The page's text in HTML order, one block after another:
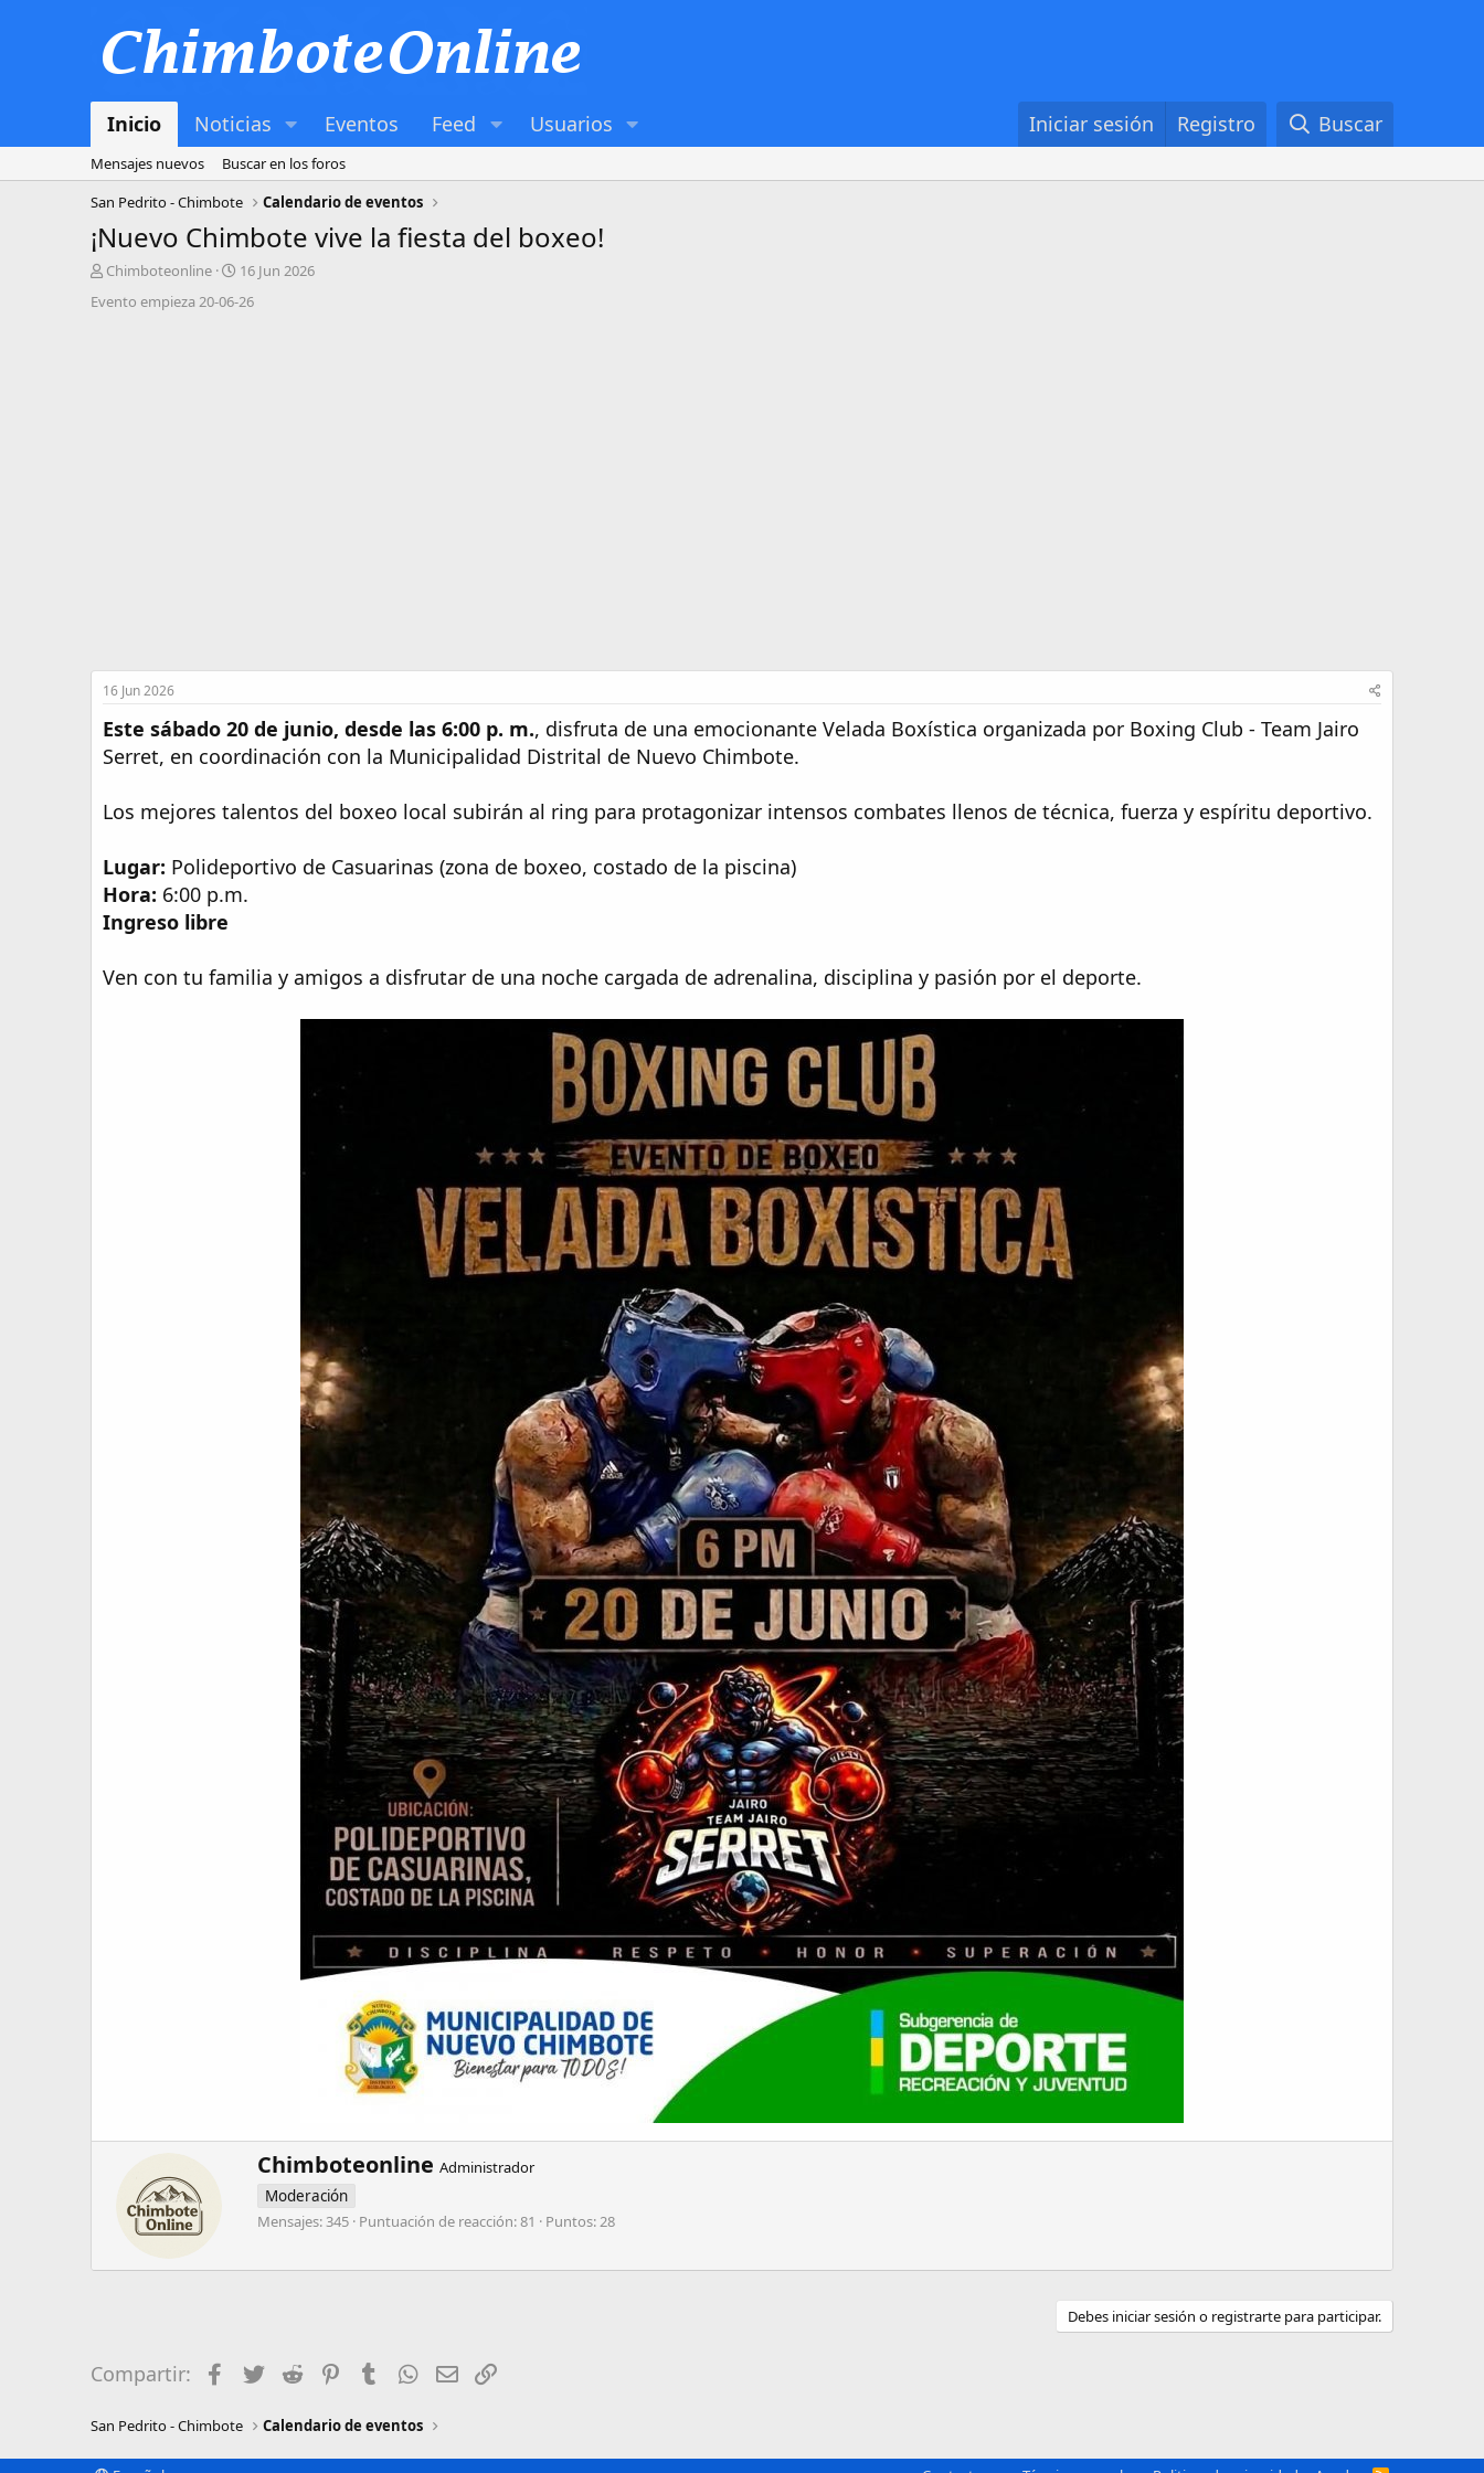
Inicio Noticias Eventos Feed Usuarios Iniciar sesión Registro Buscar
Mensajes nuevos
Buscar en los foros
San Pedrito - Chimbote
Calendario de eventos
¡Nuevo Chimbote vive la fiesta del boxeo!
A
t
Chimboteonline
F
c
16 Jun 2026
Evento empieza 20-06-26
16 Jun 2026
Este sábado 20 de junio, desde las 6:00 p. m., disfruta de una emocionante Velada Boxística organizada por Boxing Club - Team Jairo
Serret, en coordinación con la Municipalidad Distrital de Nuevo Chimbote.
Los mejores talentos del boxeo local subirán al ring para protagonizar intensos combates llenos de técnica, fuerza y espíritu deportivo.
Lugar: Polideportivo de Casuarinas (zona de boxeo, costado de la piscina)
Hora: 6:00 p.m.
Ingreso libre
Ven con tu familia y amigos a disfrutar de una noche cargada de adrenalina, disciplina y pasión por el deporte.
W
r
t
n
Chimboteonline Administrador
Moderación
Mensajes 345 Puntuación de reacción 81 Puntos 28
Debes iniciar sesión o registrarte para participar.
Compartir: FacebookTwitterRedditPinterestTumblrWhatsApp
Email
San Pedrito - Chimbote Calendario de eventos